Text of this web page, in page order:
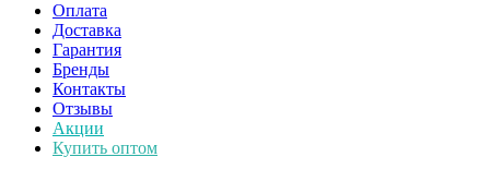
Оплата
Доставка
Гарантия
Бренды
Контакты
Отзывы
Акции
Купить оптом